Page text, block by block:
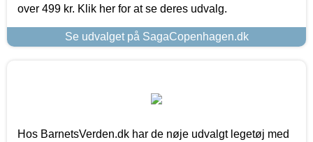
over 499 kr. Klik her for at se deres udvalg.
Se udvalget på SagaCopenhagen.dk
Hos BarnetsVerden.dk har de nøje udvalgt legetøj med